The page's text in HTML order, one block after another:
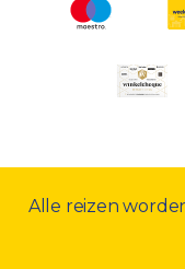
Alle reizen